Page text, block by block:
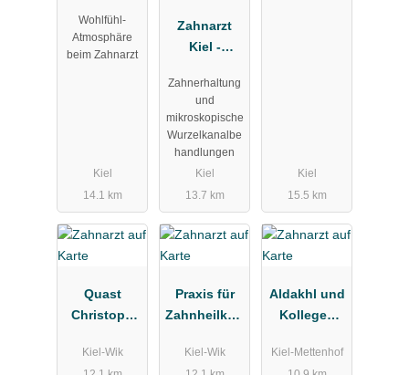
Wohlfühl-
Atmosphäre
beim Zahnarzt
Kiel
14.1 km
Zahnarzt
Kiel -
xis Mein
Dr. David
Christofzik
Zahnerhaltung
und
mikroskopische
Wurzelkanalbe
handlungen
Kiel
13.7 km
Kiel
15.5 km
Quast
Christoph
Kiel-Wik
Praxis für
Zahnheilkun
Christoph
Kiel-Wik
Aldakhl und
Kollegen
für
Kiel-Mettenhof